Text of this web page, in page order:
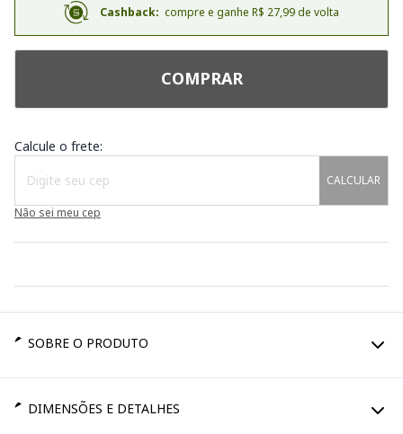
Cashback: compre e ganhe R$ 27,99 de volta
COMPRAR
Calcule o frete:
CALCULAR
Não sei meu cep
SOBRE O PRODUTO
DIMENSÕES E DETALHES